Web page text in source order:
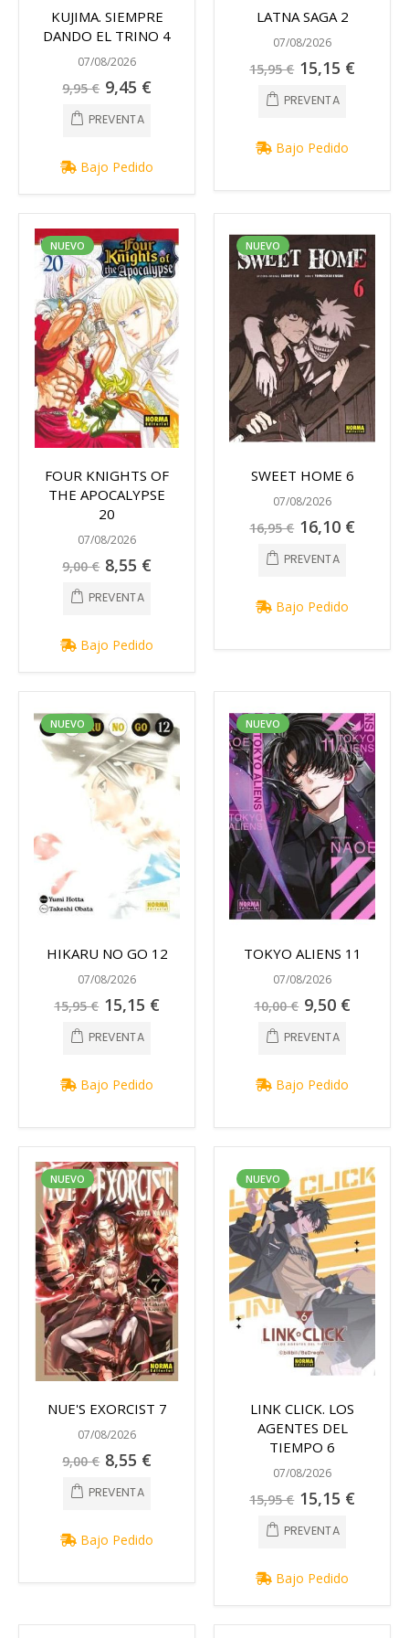
KUJIMA. SIEMPRE
DANDO EL TRINO 4
07/08/2026
9,95 € Precio
especial
9,45 €
PREVENTA
Bajo Pedido
LATNA SAGA 2
07/08/2026
15,95 € Precio
especial
15,15 €
PREVENTA
Bajo Pedido
NUEVO
FOUR KNIGHTS OF
THE APOCALYPSE
20
07/08/2026
9,00 € Precio
especial
8,55 €
PREVENTA
Bajo Pedido
NUEVO
SWEET HOME 6
07/08/2026
16,95 € Precio
especial
16,10 €
PREVENTA
Bajo Pedido
NUEVO
HIKARU NO GO 12
07/08/2026
15,95 € Precio
especial
15,15 €
PREVENTA
Bajo Pedido
NUEVO
TOKYO ALIENS 11
07/08/2026
10,00 € Precio
especial
9,50 €
PREVENTA
Bajo Pedido
NUEVO
NUE'S EXORCIST 7
07/08/2026
9,00 € Precio
especial
8,55 €
PREVENTA
Bajo Pedido
NUEVO
LINK CLICK. LOS
AGENTES DEL
TIEMPO 6
07/08/2026
15,95 € Precio
especial
15,15 €
PREVENTA
Bajo Pedido